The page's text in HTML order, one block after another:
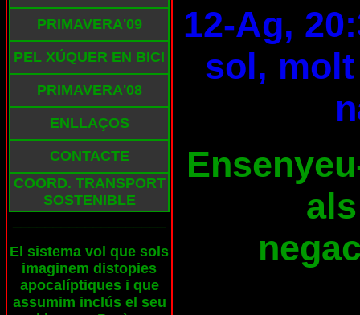
PRIMAVERA'09
PEL XÚQUER EN BICI
PRIMAVERA'08
ENLLAÇOS
CONTACTE
COORD. TRANSPORT
SOSTENIBLE
El sistema vol que sols
imaginem distopies
apocalíptiques i que
assumim inclús el seu
12-Ag,
sol,